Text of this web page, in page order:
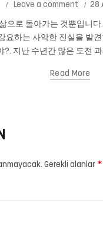
Leave a comment 28
으로 돌아가는 것뿐입니
요하는 사악한 진실을 발
?. 지난 수년간 많은 도전
Read More
Gerekli alanlar *